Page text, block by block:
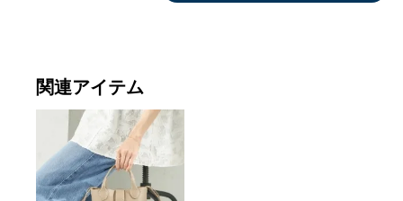
関連アイテム